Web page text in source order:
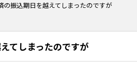
の振込期日を越えてしまったのですが
てしまったのですが